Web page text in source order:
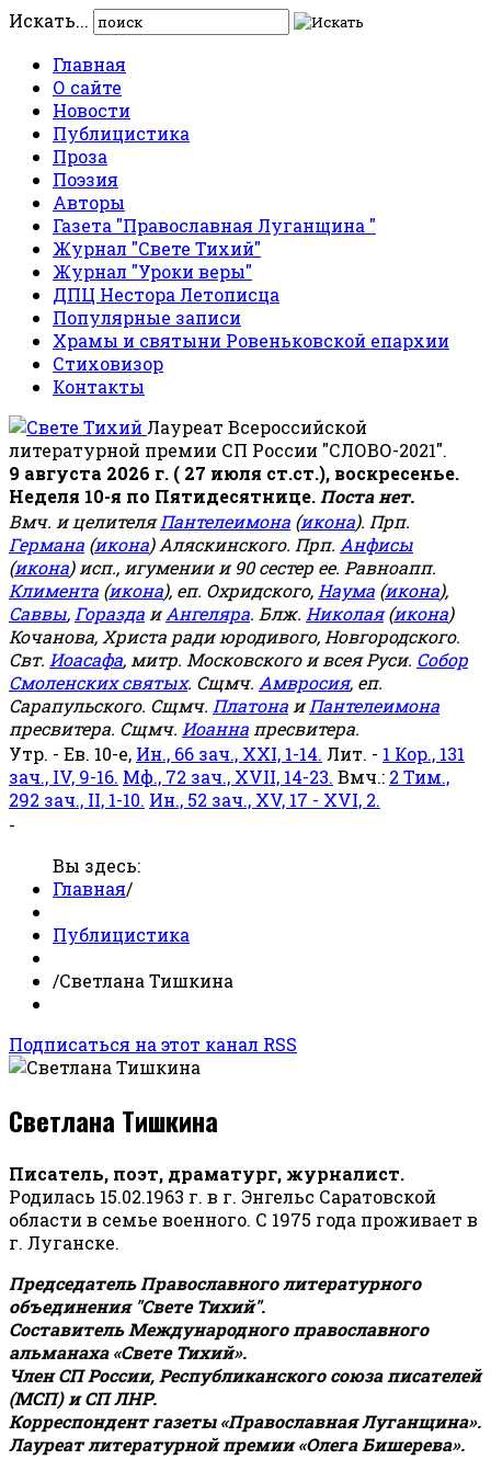
Искать...
Главная
О сайте
Новости
Публицистика
Проза
Поэзия
Авторы
Газета "Православная Луганщина "
Журнал "Свете Тихий"
Журнал "Уроки веры"
ДПЦ Нестора Летописца
Популярные записи
Храмы и святыни Ровеньковской епархии
Стиховизор
Контакты
Лауреат Всероссийской
литературной премии СП России "СЛОВО-2021".
9 августа 2026 г. ( 27 июля ст.ст.), воскресенье.
Неделя 10-я по Пятидесятнице. Поста нет.
Вмч. и целителяПантелеимона (икона). Прп.
Германа (икона) Аляскинского. Прп. Анфисы
(икона) исп., игумении и 90 сестер ее. Равноапп.
Климента (икона), еп. Охридского, Наума (икона),
Саввы, Горазда иАнгеляра. Блж. Николая(икона)
Кочанова, Христа ради юродивого, Новгородского.
Свт. Иоасафа, митр. Московского и всея Руси. Собор
Смоленских святых. Сщмч. Амвросия, еп.
Сарапульского. Сщмч. Платона иПантелеимона
пресвитера. Сщмч. Иоанна пресвитера.
Утр. - Ев. 10-е, Ин., 66 зач., XXI, 1-14. Лит. - 1 Кор., 131
зач., IV, 9-16. Мф., 72 зач., XVII, 14-23. Вмч.: 2 Тим.,
292 зач., II, 1-10. Ин., 52 зач., XV, 17 - XVI, 2.
-
Вы здесь:
Главная/
Публицистика
/Светлана Тишкина
Подписаться на этот канал RSS
Светлана Тишкина
Писатель, поэт, драматург, журналист.
Родилась 15.02.1963 г. в г. Энгельс Саратовской
области в семье военного. С 1975 года проживает в
г. Луганске.
Председатель Православного литературного
объединения "Свете Тихий".
Составитель Международного православного
альманаха «Свете Тихий».
Член СП России, Республиканского союза писателей
(МСП) и СП ЛНР.
Корреспондент газеты «Православная Луганщина».
Лауреат литературной премии «Олега Бишерева».